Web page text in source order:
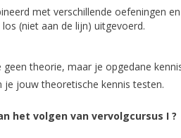
met verschillende oefeningen
(niet aan de lijn) uitgevoerd.
geen theorie, maar je opgedane
je jouw theoretische kennis testen.
het volgen van vervolgcursus I ?